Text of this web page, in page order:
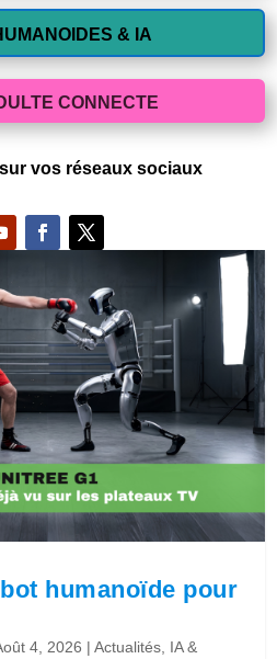
& IA
CONNECTE
vos réseaux sociaux
humanoïde pour
4, 2026 |Actualités, IA &